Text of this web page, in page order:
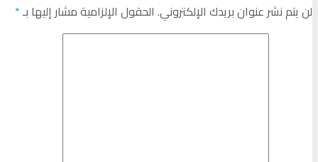
لن يتم نشر عنوان بريدك الإلكتروني. الحقول الإلزامية مشار إليها بـ*